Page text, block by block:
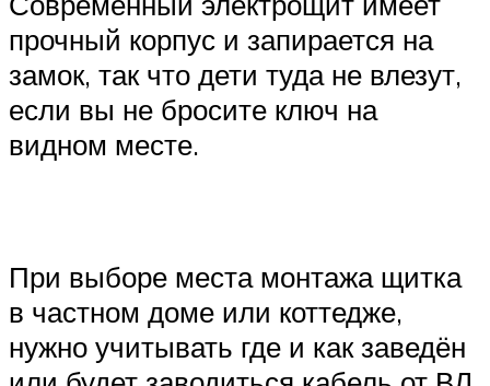
прочный корпус и запирается на
замок, так что дети туда не влезут,
если вы не бросите ключ на
видном месте.
При выборе места монтажа щитка
в частном доме или коттедже,
нужно учитывать где и как заведён